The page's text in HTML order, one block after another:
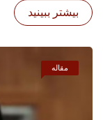
بیشتر ببینید
مقاله